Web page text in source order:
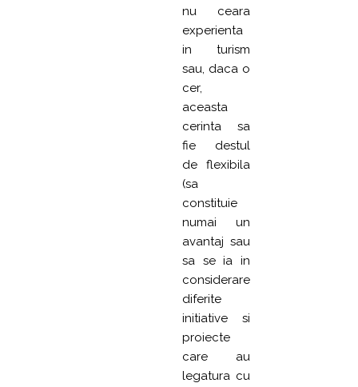
nu ceara
experienta
in turism
sau, daca o
cer,
aceasta
cerinta sa
fie destul
de flexibila
(sa
constituie
numai un
avantaj sau
sa se ia in
considerare
diferite
initiative si
proiecte
care au
legatura cu